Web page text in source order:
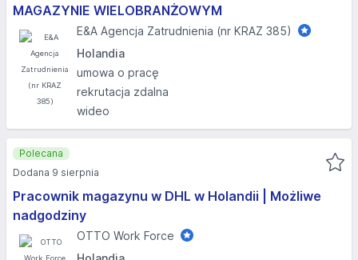
MAGAZYNIE WIELOBRANŻOWYM
E&A Agencja Zatrudnienia (nr KRAZ 385)
Holandia
umowa o pracę
rekrutacja zdalna
wideo
Pracownik magazynu w DHL w Holandii | Możliwe
nadgodziny
OTTO Work Force
Polecana
Dodana 9 sierpnia